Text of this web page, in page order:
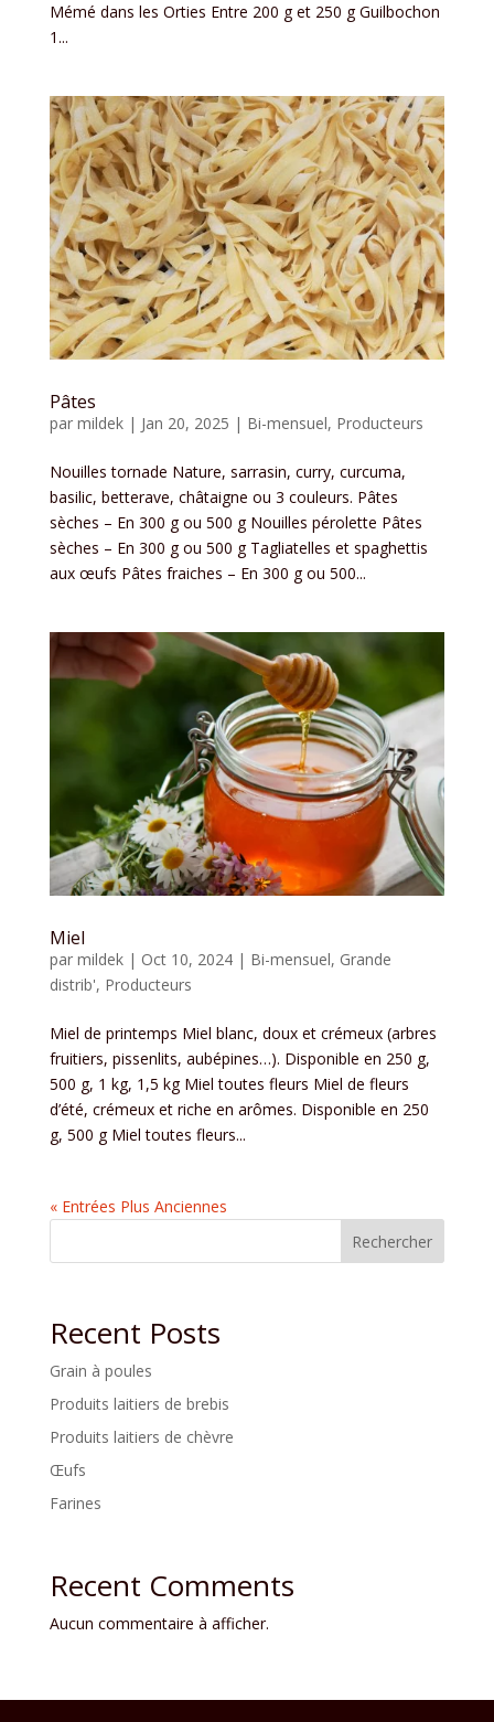
Mémé dans les Orties Entre 200 g et 250 g Guilbochon
1...
Pâtes
par mildek| Jan 20, 2025 | Bi-mensuel, Producteurs
Nouilles tornade Nature, sarrasin, curry, curcuma,
basilic, betterave, châtaigne ou 3 couleurs. Pâtes
sèches – En 300 g ou 500 g Nouilles pérolette Pâtes
sèches – En 300 g ou 500 g Tagliatelles et spaghettis
aux œufs Pâtes fraiches – En 300 g ou 500...
Miel
par mildek| Oct 10, 2024| Bi-mensuel, Grande
distrib', Producteurs
Miel de printemps Miel blanc, doux et crémeux (arbres
fruitiers, pissenlits, aubépines…). Disponible en 250 g,
500 g, 1 kg, 1,5 kg Miel toutes fleurs Miel de fleurs
d’été, crémeux et riche en arômes. Disponible en 250
g, 500 g Miel toutes fleurs...
« Entrées Plus Anciennes
Rechercher
Recent Posts
Grain à poules
Produits laitiers de brebis
Produits laitiers de chèvre
Œufs
Farines
Recent Comments
Aucun commentaire à afficher.